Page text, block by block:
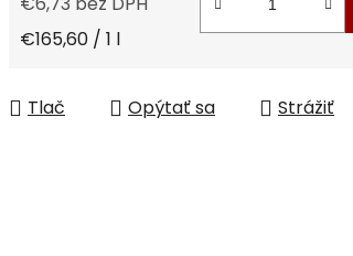
Jednotková cena:
€165,60 / 1 l
Tlač Opýtať sa Strážiť